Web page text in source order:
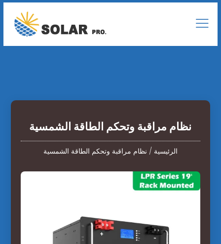
نظام مراقبة وتحكم الطاقة الشمسية
الرئيسية / نظام مراقبة وتحكم الطاقة الشمسية